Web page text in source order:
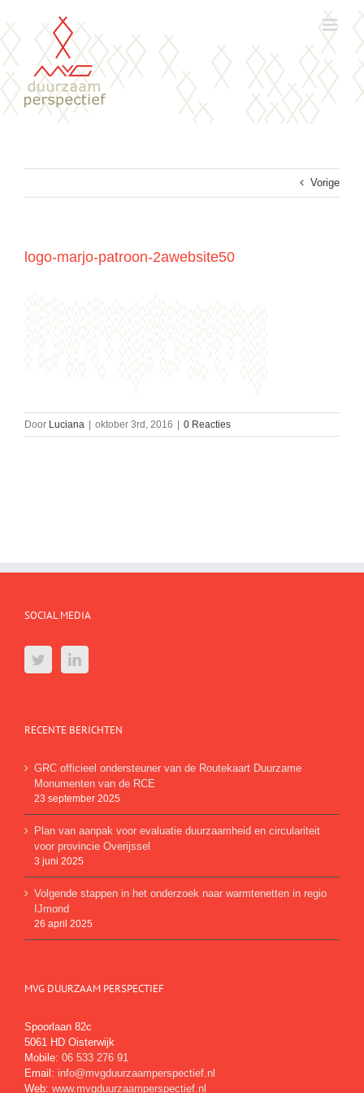
naar
inhoud
Vorige
logo-marjo-patroon-2awebsite50
Door Luciana oktober 3rd, 2016 0 Reacties
SOCIAL MEDIA
RECENTE BERICHTEN
GRC officieel ondersteuner van de Routekaart Duurzame
Monumenten van de RCE
23 september 2025
Plan van aanpak voor evaluatie duurzaamheid en circulariteit
voor provincie Overijssel
3 juni 2025
Volgende stappen in het onderzoek naar warmtenetten in regio
IJmond
26 april 2025
MVG DUURZAAM PERSPECTIEF
Spoorlaan 82c
5061 HD Oisterwijk
Mobile: 06 533 276 91
Email: info@mvgduurzaamperspectief.nl
Web: www.mvgduurzaamperspectief.nl